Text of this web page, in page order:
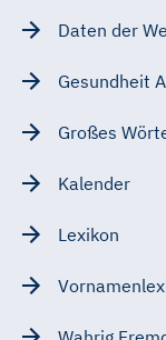
Daten der
Gesundheit
Großes
Kalender
Lexikon